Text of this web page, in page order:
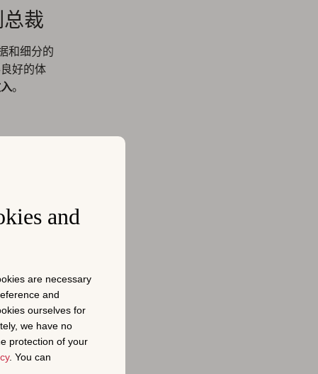
and
are necessary
and
ourselves for
we have no
protection of your
. You can
裁
和细分的
好的体
。
购买的各
是主要关
费的用
留下来并
。她指
例如，她
户最有